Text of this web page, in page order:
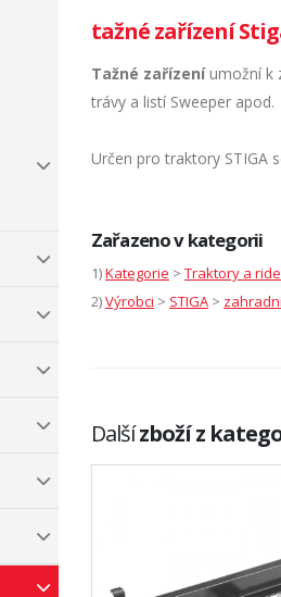
tažné zařízení
Tažné zařízeníumožní k
trávy a listí Sweeper apod.
Určen pro traktory STIGA
Zařazeno v kategorii
1)Kategorie > Traktory a
2)Výrobci > STIGA >
Dalšízboží z